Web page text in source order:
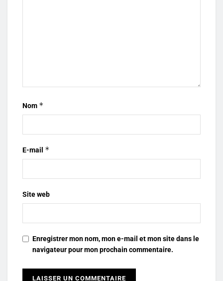
Nom *
E-mail *
Site web
Enregistrer mon nom, mon e-mail et mon site dans le
navigateur pour mon prochain commentaire.